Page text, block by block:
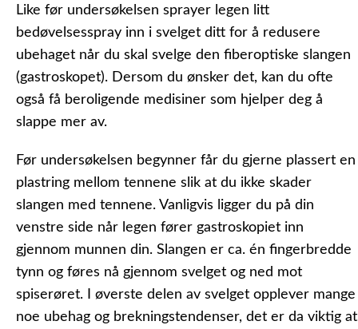
Like før undersøkelsen sprayer legen litt
bedøvelsesspray inn i svelget ditt for å redusere
ubehaget når du skal svelge den fiberoptiske slangen
(gastroskopet). Dersom du ønsker det, kan du ofte
også få beroligende medisiner som hjelper deg å
slappe mer av.
Før undersøkelsen begynner får du gjerne plassert en
plastring mellom tennene slik at du ikke skader
slangen med tennene. Vanligvis ligger du på din
venstre side når legen fører gastroskopiet inn
gjennom munnen din. Slangen er ca. én fingerbredde
tynn og føres nå gjennom svelget og ned mot
spiserøret. I øverste delen av svelget opplever mange
noe ubehag og brekningstendenser, det er da viktig at